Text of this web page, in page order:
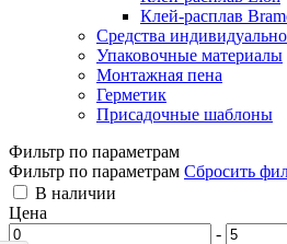
Клей-расплав
Средства
Упаковочные материалы
Монтажная пена
Герметик
Присадочные шаблоны
Фильтр по параметрам
Фильтр по параметрам Сбросить
В наличии
Цена
-